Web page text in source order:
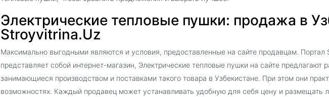
Электрические тепловые пушки: продажа в
Stroyvitrina.Uz
Максимально выгодными являются и условия, предоставленные на сайте продавцам. Портал
представляет собой интернет-магазин, Электрические тепловые пушки на сайте предлагают
занимающиеся производством и поставками такого товара в Узбекистане. При этом они
возможностях. Каждый продавец может устанавливать удобную для себя цену и размещать